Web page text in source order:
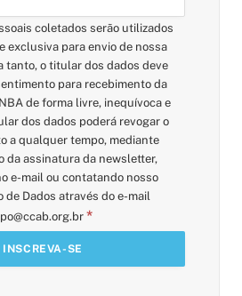
coletados serão utilizados
exclusiva para envio de nossa
tanto, o titular dos dados deve
para recebimento da
de forma livre, inequívoca e
dos dados poderá revogar o
a qualquer tempo, mediante
da assinatura da newsletter,
e-mail ou contatando nosso
de Dados através do e-mail
*